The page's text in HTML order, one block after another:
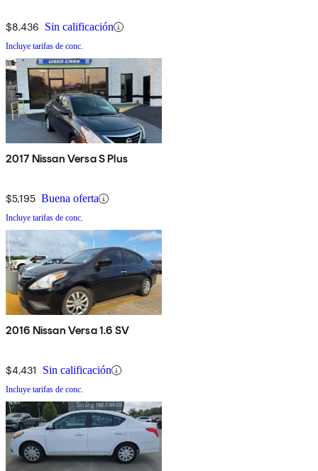
$8,436 Sin calificación
Incluye tarifas de conc.
2017 Nissan Versa S Plus
$5,195 Buena oferta
Incluye tarifas de conc.
2016 Nissan Versa 1.6 SV
$4,431 Sin calificación
Incluye tarifas de conc.